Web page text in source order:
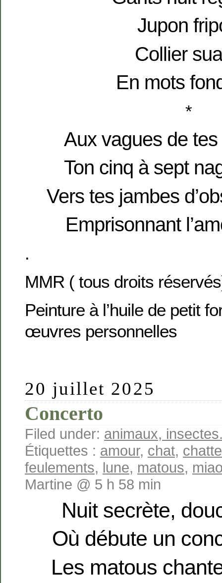
Jupon
Collier
En mots
*
Aux vagues de
Ton cinq à sept
Vers tes jambes
Emprisonnant
.
MMR ( tous droits
Peinture à l’huile de petit
œuvres personnelles
20 juillet 2025
Concerto
Filed under: animaux,
Étiquettes : amour, chat, chatte
feulements, lune, matous,
Martine @ 5 h 58 min
Nuit secrète,
Où débute un
Les matous